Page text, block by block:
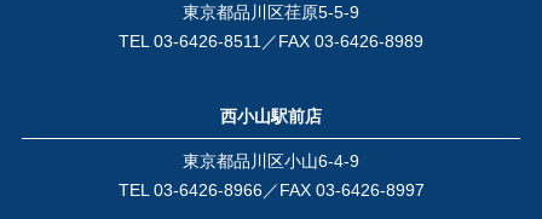
東京都品川区荏原5-5-9
TEL 03-6426-8511 ／FAX 03-6426-8989
西小山駅前店
東京都品川区小山6-4-9
TEL 03-6426-8966／FAX 03-6426-8997